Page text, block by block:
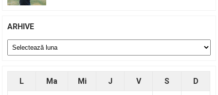
ARHIVE
Arhive
L Ma Mi J V S D